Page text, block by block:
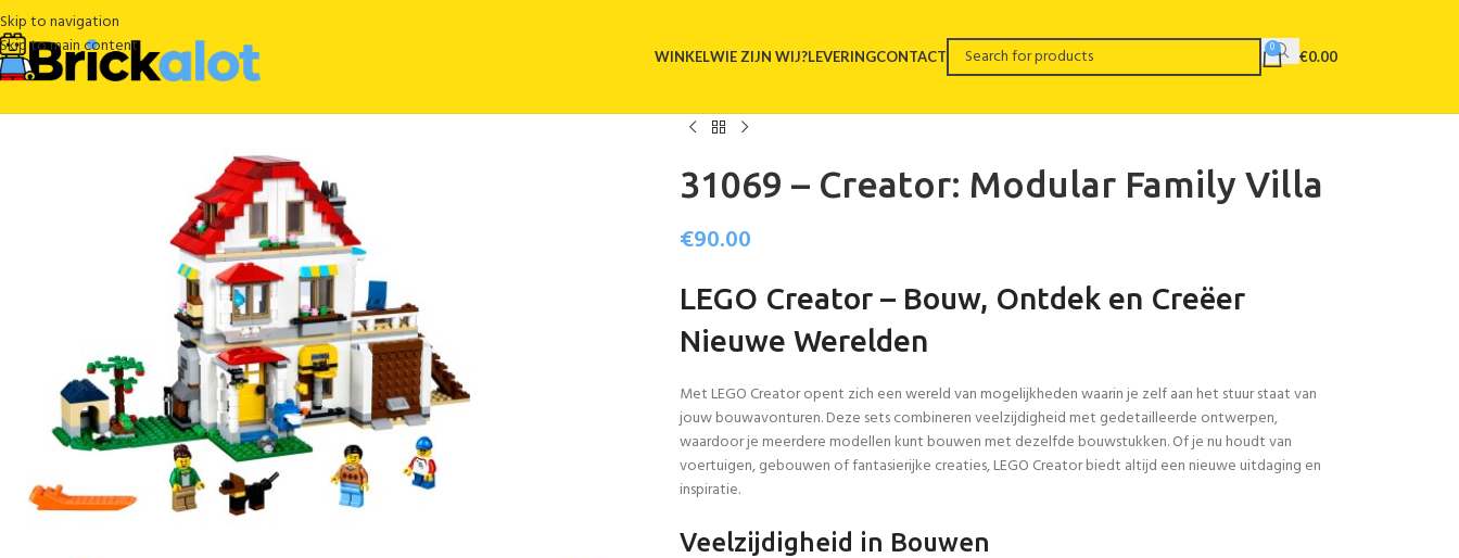
Skip to navigation
Skip to main content
WINKELWIE ZIJN WIJ?LEVERINGCONTACT 0 €0.00
31069 – Creator: Modular Family Villa
€90.00
LEGO Creator – Bouw, Ontdek en Creëer
Nieuwe Werelden
Met LEGO Creator opent zich een wereld van mogelijkheden waarin je zelf aan het stuur staat van
jouw bouwavonturen. Deze sets combineren veelzijdigheid met gedetailleerde ontwerpen,
waardoor je meerdere modellen kunt bouwen met dezelfde bouwstukken. Of je nu houdt van
voertuigen, gebouwen of fantasierijke creaties, LEGO Creator biedt altijd een nieuwe uitdaging en
inspiratie.
Veelzijdigheid in Bouwen